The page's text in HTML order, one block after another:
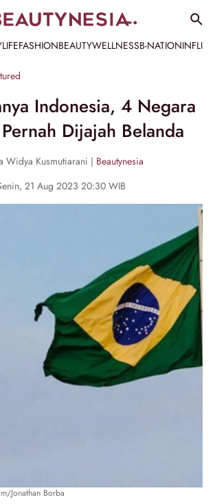
LIFEFASHIONBEAUTYWELLNESSB-NATION
Indonesia, 4 Negara
Dijajah Belanda
Widya Kusmutiarani | Beautynesia
21 Aug 2023 20:30 WIB
Jonathan Borba